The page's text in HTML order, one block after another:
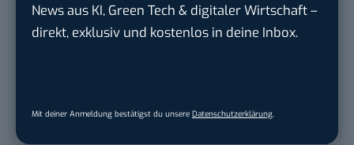
News aus KI, Green Tech & digitaler Wirtschaft –
direkt, exklusiv und kostenlos in deine Inbox.
Mit deiner Anmeldung bestätigst du unsere Datenschutzerklärung
du dich gegen Fake-Shops